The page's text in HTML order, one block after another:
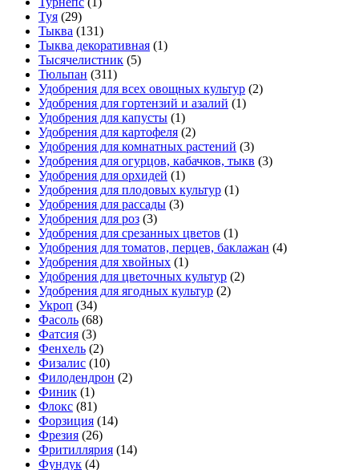
Туя (29)
Тыква (131)
Тыква декоративная (1)
Тысячелистник (5)
Тюльпан (311)
Удобрения для всех овощных культур (2)
Удобрения для гортензий и азалий (1)
Удобрения для капусты (1)
Удобрения для картофеля (2)
Удобрения для комнатных растений (3)
Удобрения для огурцов, кабачков, тыкв (3)
Удобрения для орхидей (1)
Удобрения для плодовых культур (1)
Удобрения для рассады (3)
Удобрения для роз (3)
Удобрения для срезанных цветов (1)
Удобрения для томатов, перцев, баклажан (4)
Удобрения для хвойных (1)
Удобрения для цветочных культур (2)
Удобрения для ягодных культур (2)
Укроп (34)
Фасоль (68)
Фатсия (3)
Фенхель (2)
Физалис (10)
Филодендрон (2)
Финик (1)
Флокс (81)
Форзиция (14)
Фрезия (26)
Фритиллярия (14)
Фундук (4)